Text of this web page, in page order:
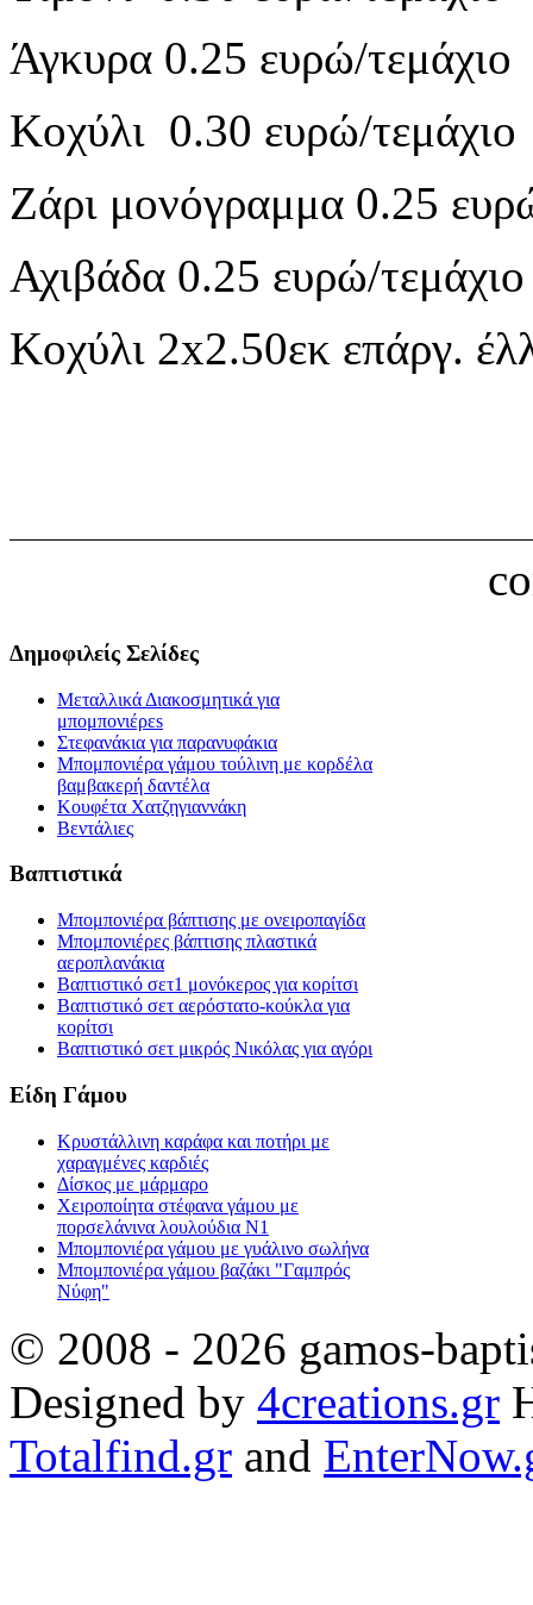
Άγκυρα 0.25 ευρώ/τεμάχιο
Κοχύλι 0.30 ευρώ/τεμάχιο
Ζάρι μονόγραμμα 0.25
Αχιβάδα 0.25 ευρώ/τεμάχιο
Κοχύλι 2x2.50εκ επάργ.
Δημοφιλείς Σελίδες
Μεταλλικά Διακοσμητικά για
μπομπονιέρεs
Στεφανάκια για παρανυφάκια
Μπομπονιέρα γάμου τούλινη με κορδέλα
βαμβακερή δαντέλα
Κουφέτα Χατζηγιαννάκη
Βεντάλιες
Βαπτιστικά
Μπομπονιέρα βάπτισης με ονειροπαγίδα
Μπομπονιέρες βάπτισης πλαστικά
αεροπλανάκια
Βαπτιστικό σετ1 μονόκερος για κορίτσι
Βαπτιστικό σετ αερόστατο-κούκλα για
κορίτσι
Βαπτιστικό σετ μικρός Νικόλας για αγόρι
Είδη Γάμου
Κρυστάλλινη καράφα και ποτήρι με
χαραγμένες καρδιές
Δίσκος με μάρμαρο
Χειροποίητα στέφανα γάμου με
πορσελάνινα λουλούδια Ν1
Μπομπονιέρα γάμου με γυάλινο σωλήνα
Μπομπονιέρα γάμου βαζάκι "Γαμπρός
Νύφη"
© 2008 - 2026 gamos-
Designed by 4creations.gr
Totalfind.gr and